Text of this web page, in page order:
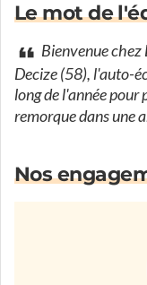
Le mot de
Bienvenue chez
Decize (58), l'auto-
long de l'année
remorque dans une
Nos